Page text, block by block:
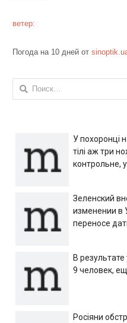
ветер:
Погода на 10 дней от
Найти:
У похоронці
тілі аж три
контрольне,
Зеленский
изменении в
переносе
В
9 человек,
Росіяни